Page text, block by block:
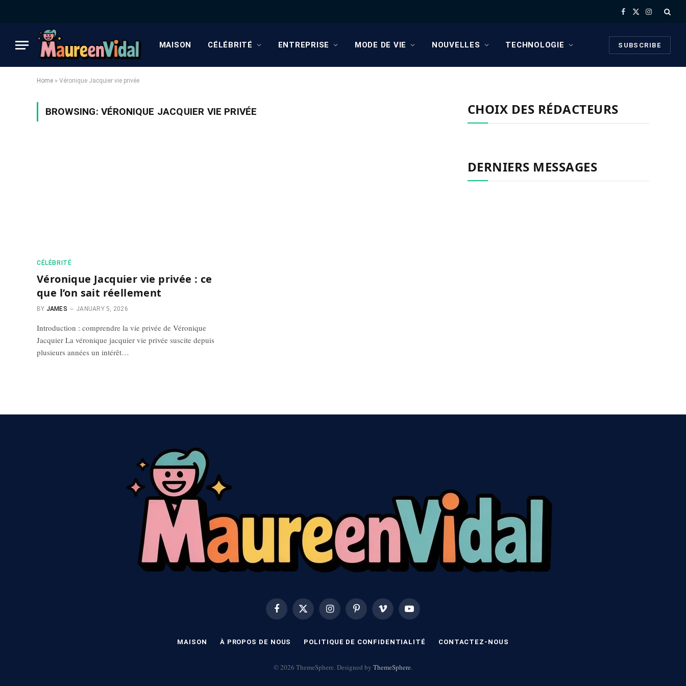
Facebook
X
Instagram
MAISON CÉLÉBRITÉ ENTREPRISE MODE DE VIE NOUVELLES TECHNOLOGIE SUBSCRIBE
Home » Véronique Jacquier vie privée
BROWSING: VÉRONIQUE JACQUIER VIE PRIVÉE
CÉLÉBRITÉ
Véronique Jacquier vie privée : ce
que l’on sait réellement
BY JAMES JANUARY 5, 2026
Introduction : comprendre la vie privée de Véronique
Jacquier La véronique jacquier vie privée suscite depuis
plusieurs années un intérêt…
CHOIX DES RÉDACTEURS
DERNIERS MESSAGES
FacebookX
(Twitter)
InstagramPinterest Vimeo YouTube
MAISON À PROPOS DE NOUS POLITIQUE DE CONFIDENTIALITÉ CONTACTEZ-NOUS
© 2026 ThemeSphere. Designed by ThemeSphere.